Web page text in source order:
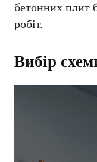
бетонних плит
робіт.
Вибір